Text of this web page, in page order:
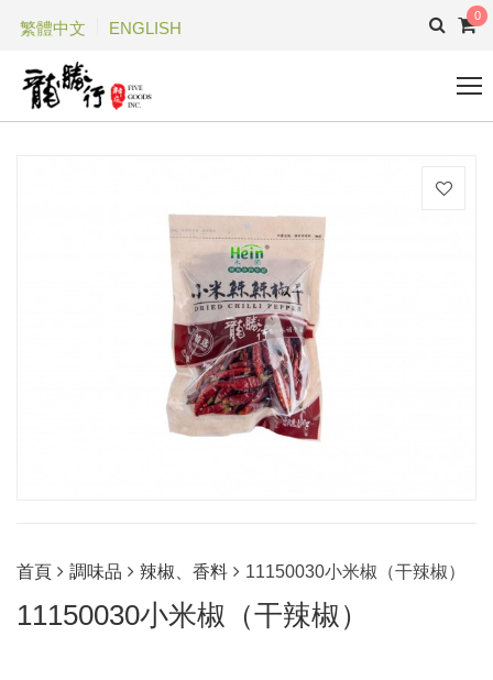
繁體中文 ENGLISH
0
首頁 調味品 辣椒、香料 11150030小米椒（干辣椒）
11150030小米椒（干辣椒）